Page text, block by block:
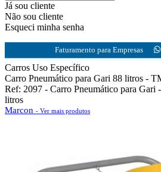
Já sou cliente
Não sou cliente
Esqueci minha senha
Faturamento para Empresas
Carros Uso Específico
Carro Pneumático para Gari 88 litros -
Ref: 2097 - Carro Pneumático para Gari
litros
Marcon - Ver mais produtos